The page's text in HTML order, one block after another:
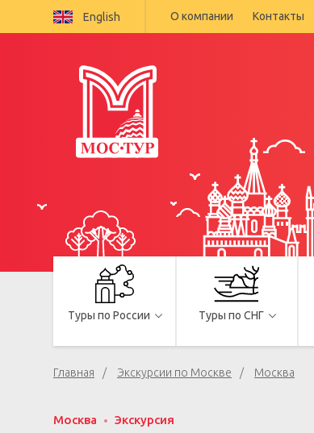
English О компании Контакты
Туры по России Туры по СНГ
Главная Экскурсии по Москве Москва
Москва Экскурсия